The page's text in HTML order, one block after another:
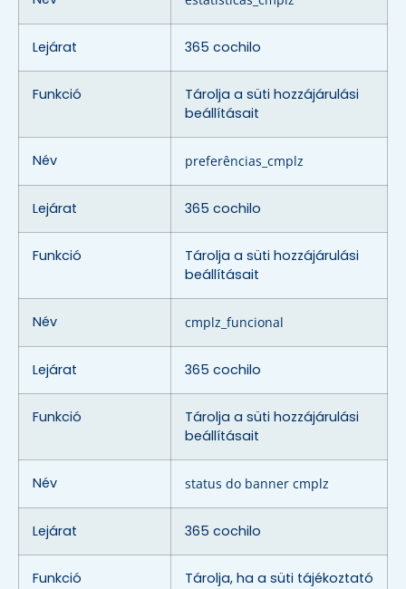
Lejárat 365 cochilo
Funkció
Tárolja a süti hozzájárulási
beállításait
Név preferências_cmplz
Lejárat 365 cochilo
Funkció
Tárolja a süti hozzájárulási
beállításait
Név cmplz_funcional
Lejárat 365 cochilo
Funkció
Tárolja a süti hozzájárulási
beállításait
Név status do banner cmplz
Lejárat 365 cochilo
Funkció
Tárolja, ha a süti tájékoztató